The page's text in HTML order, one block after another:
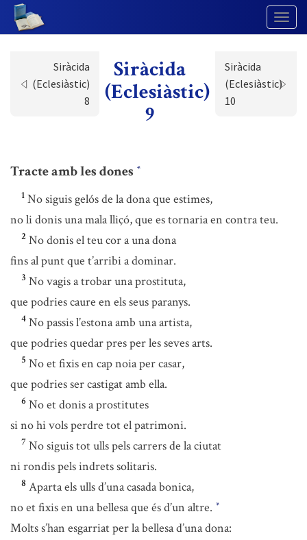
Siràcida
(Eclesiàstic)
8
Siràcida
(Eclesiàstic)
9
Siràcida
(Eclesiàstic)
10
Tracte amb les dones *
1 No siguis gelós de la dona que estimes,
no li donis una mala lliçó, que es tornaria en contra teu.
2 No donis el teu cor a una dona
fins al punt que t’arribi a dominar.
3 No vagis a trobar una prostituta,
que podries caure en els seus paranys.
4 No passis l’estona amb una artista,
que podries quedar pres per les seves arts.
5 No et fixis en cap noia per casar,
que podries ser castigat amb ella.
6 No et donis a prostitutes
si no hi vols perdre tot el patrimoni.
7 No siguis tot ulls pels carrers de la ciutat
ni rondis pels indrets solitaris.
8 Aparta els ulls d’una casada bonica,
no et fixis en una bellesa que és d’un altre. *
Molts s’han esgarriat per la bellesa d’una dona: